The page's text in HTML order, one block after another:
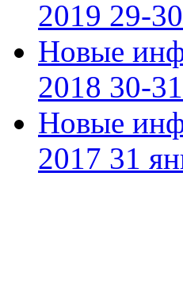
2019 29-
Новые
2018 30-
Новые
2017 31